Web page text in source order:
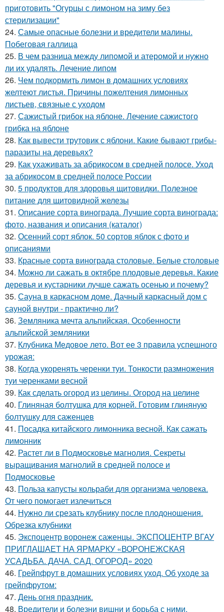
приготовить "Огурцы с лимоном на зиму без
стерилизации"
24. Самые опасные болезни и вредители малины.
Побеговая галлица
25. В чем разница между липомой и атеромой и нужно
ли их удалять. Лечение липом
26. Чем подкормить лимон в домашних условиях
желтеют листья. Причины пожелтения лимонных
листьев, связные с уходом
27. Сажистый грибок на яблоне. Лечение сажистого
грибка на яблоне
28. Как вывести трутовик с яблони. Какие бывают грибы-
паразиты на деревьях?
29. Как ухаживать за абрикосом в средней полосе. Уход
за абрикосом в средней полосе России
30. 5 продуктов для здоровья щитовидки. Полезное
питание для щитовидной железы
31. Описание сорта винограда. Лучшие сорта винограда:
фото, названия и описания (каталог)
32. Осенний сорт яблок. 50 сортов яблок с фото и
описаниями
33. Красные сорта винограда столовые. Белые столовые
34. Можно ли сажать в октябре плодовые деревья. Какие
деревья и кустарники лучше сажать осенью и почему?
35. Сауна в каркасном доме. Дачный каркасный дом с
сауной внутри - практично ли?
36. Земляника мечта альпийская. Особенности
альпийской земляники
37. Клубника Медовое лето. Вот ее 3 правила успешного
урожая:
38. Когда укоренять черенки туи. Тонкости размножения
туи черенками весной
39. Как сделать огород из целины. Огород на целине
40. Глиняная болтушка для корней. Готовим глиняную
болтушку для саженцев
41. Посадка китайского лимонника весной. Как сажать
лимонник
42. Растет ли в Подмосковье магнолия. Секреты
выращивания магнолий в средней полосе и
Подмосковье
43. Польза капусты кольраби для организма человека.
От чего помогает излечиться
44. Нужно ли срезать клубнику после плодоношения.
Обрезка клубники
45. Экспоцентр воронеж саженцы. ЭКСПОЦЕНТР ВГАУ
ПРИГЛАШАЕТ НА ЯРМАРКУ «ВОРОНЕЖСКАЯ
УСАДЬБА. ДАЧА. САД. ОГОРОД» 2020
46. Грейпфрут в домашних условиях уход. Об уходе за
грейпфрутом:
47. День огня праздник.
48. Вредители и болезни вишни и борьба с ними.